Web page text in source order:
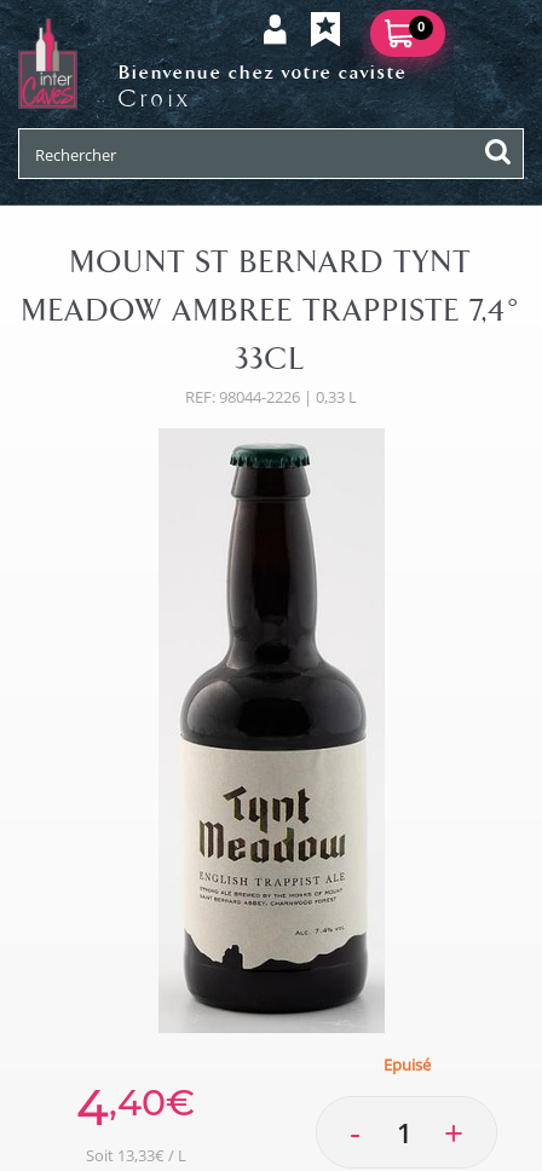
0
Bienvenue chez votre caviste
Croix
MOUNT ST BERNARD TYNT
MEADOW AMBREE TRAPPISTE 7,4°
33CL
REF: 98044-2226 | 0,33 L
4,40€
Soit 13,33€ / L
Epuisé
- +